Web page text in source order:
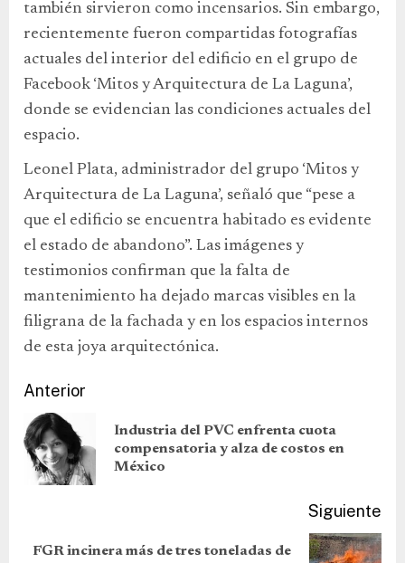
también sirvieron como incensarios. Sin embargo,
recientemente fueron compartidas fotografías
actuales del interior del edificio en el grupo de
Facebook ‘Mitos y Arquitectura de La Laguna’,
donde se evidencian las condiciones actuales del
espacio.
Leonel Plata, administrador del grupo ‘Mitos y
Arquitectura de La Laguna’, señaló que “pese a
que el edificio se encuentra habitado es evidente
el estado de abandono”. Las imágenes y
testimonios confirman que la falta de
mantenimiento ha dejado marcas visibles en la
filigrana de la fachada y en los espacios internos
de esta joya arquitectónica.
Anterior
Industria del PVC enfrenta cuota
compensatoria y alza de costos en
México
Siguiente
FGR incinera más de tres toneladas de